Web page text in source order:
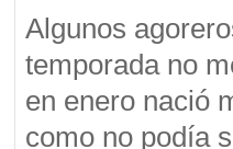
Algunos
temporada no
en enero nació
como no podía